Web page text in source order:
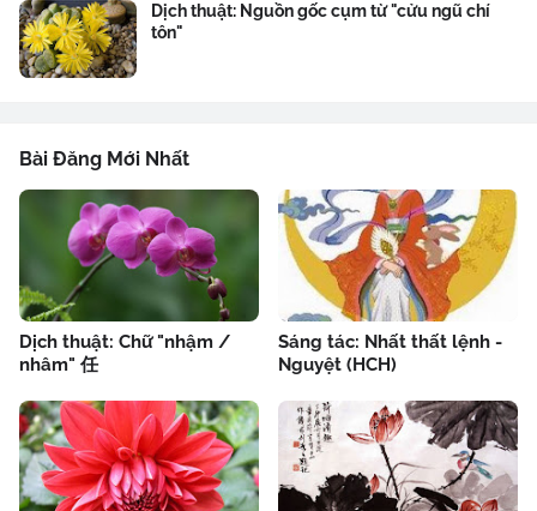
Dịch thuật: Nguồn gốc cụm từ "cửu ngũ chí
tôn"
Bài Đăng Mới Nhất
Dịch thuật: Chữ "nhậm /
nhâm" 任
Sáng tác: Nhất thất lệnh -
Nguyệt (HCH)